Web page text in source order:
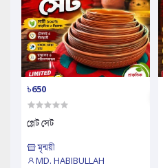
৳650
প্লেট সেট
মৃন্ময়ী
MD. HABIBULLAH